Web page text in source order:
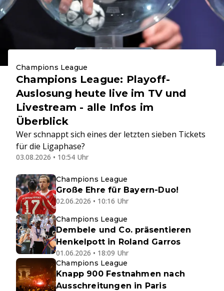
Champions League
Champions League: Playoff-
Auslosung heute live im TV und
Livestream - alle Infos im
Überblick
Wer schnappt sich eines der letzten sieben Tickets
für die Ligaphase?
03.08.2026 • 10:54 Uhr
Champions League
Große Ehre für Bayern-Duo!
02.06.2026 • 10:16 Uhr
Champions League
Dembele und Co. präsentieren
Henkelpott in Roland Garros
01.06.2026 • 18:09 Uhr
Champions League
Knapp 900 Festnahmen nach
Ausschreitungen in Paris